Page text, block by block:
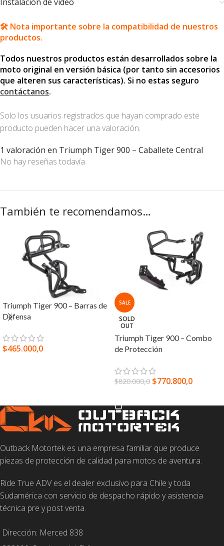
🛠️ Nota importante sobre la compatibilidad de nuestros
productos.
Todos nuestros productos están desarrollados sobre la
moto original en versión básica (por tanto sin accesorios
que alteren sus características). Si no estas seguro
contáctanos.
1 valoración en Triumph Tiger 900 – Caballete Central
No hay reseñas todavía
Solo los usuarios registrados que hayan comprado este
producto pueden hacer una valoración.
También te recomendamos…
Triumph Tiger 900 – Barras de
Defensa
$465.000,0
SALE
SOLD
OUT
Triumph Tiger 900 – Combo
de Protección
$820.000,0 $770.800,0
Outback Motortek es una empresa familiar que produce
piezas de protección de calidad para motos de aventura.
Ride True ADV es el dealer exclusivo para Chile y toda
Sudamérica con servicio de despacho rápido y asistencia
técnica pre y post venta.
Dirección: Merced 838